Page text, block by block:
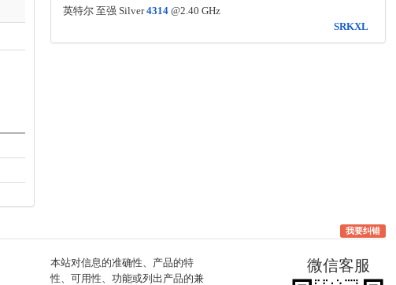
英特尔 至强 Silver4314@2.40 GHz
SRKXL
我要纠错
本站对信息的准确性、产品的特
性、可用性、功能或列出产品的兼
微信客服